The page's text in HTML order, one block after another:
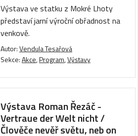
Výstava ve statku z Mokré Lhoty
představí jarní výroční obřadnost na
venkově.
Autor:Vendula Tesařová
Sekce:Akce,Program,Výstavy
Výstava Roman Řezáč -
Vertraue der Welt nicht /
Člověče nevěř světu, neb on